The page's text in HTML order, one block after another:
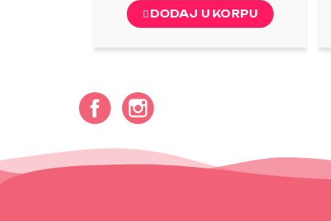
DODAJ U KORPU
Facebook